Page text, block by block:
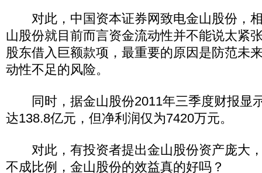
对此，中国资本证券网致电金山股份，
山股份就目前而言资金流动性并不能说太紧
股东借入巨额款项，最重要的原因是防范未
动性不足的风险。
同时，据金山股份2011年三季度财报显
达138.8亿元，但净利润仅为7420万元。
对此，有投资者提出金山股份资产庞大
不成比例，金山股份的效益真的好吗？